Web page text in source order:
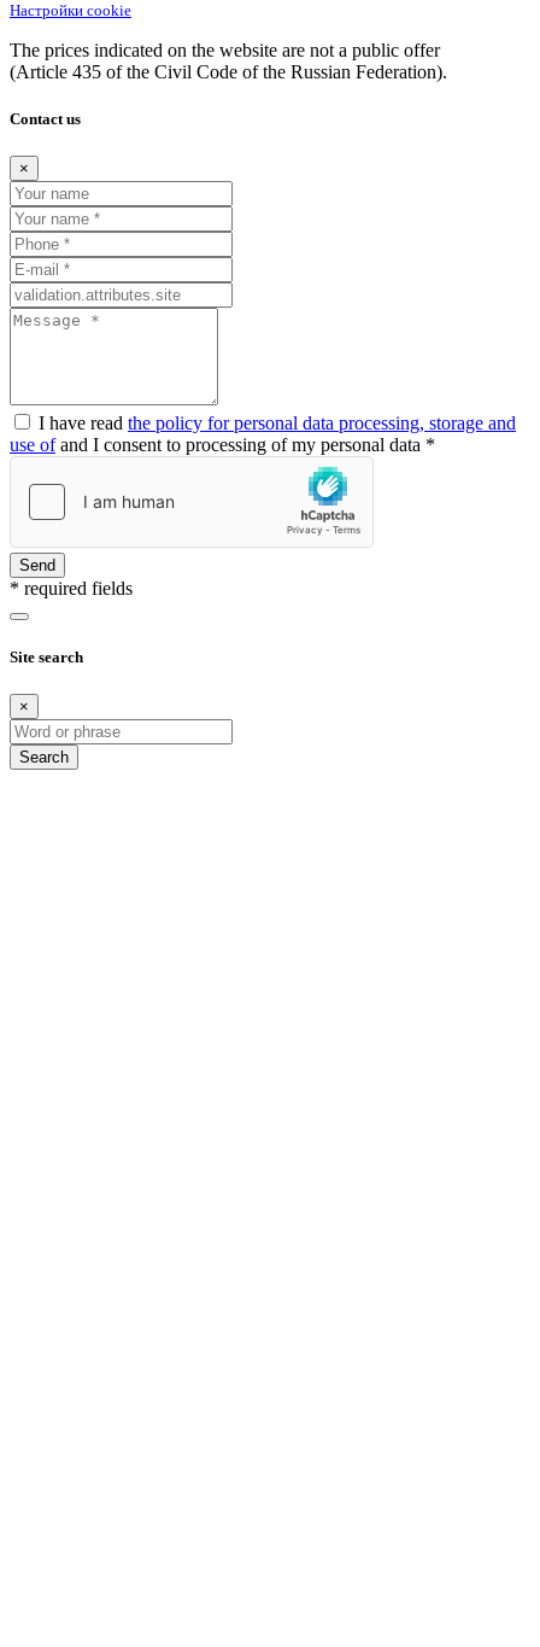
Настройки cookie
The prices indicated on the website are not a public offer
(Article 435 of the Civil Code of the Russian Federation).
Contact us
×
I have read the policy for personal data processing, storage and
use ofand I consent to processing of my personal data *
Send
* required fields
Site search
×
Search